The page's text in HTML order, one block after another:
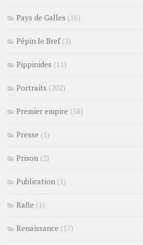
Pays de Galles (16)
Pépin le Bref(3)
Pippinides (11)
Portraits (202)
Premier empire (58)
Presse (1)
Prison (2)
Publication (1)
Rafle (1)
Renaissance (17)